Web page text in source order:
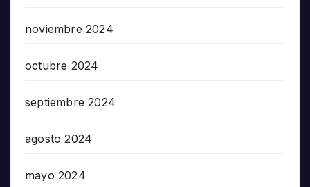
noviembre 2024
octubre 2024
septiembre 2024
agosto 2024
mayo 2024